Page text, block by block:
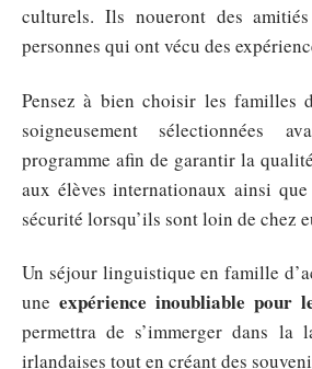
culturels. Ils noueront des
personnes qui ont vécu des
Pensez à bien choisir les familles
soigneusement sélectionnées
programme afin de garantir la
aux élèves internationaux ainsi
sécurité lorsqu’ils sont loin de chez
Un séjour linguistique en famille
une expérience inoubliable pour
permettra de s’immerger dans la
irlandaises tout en créant des